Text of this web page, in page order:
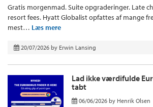
Gratis morgenmad. Suite opgraderinger. Late
resort fees. Hyatt Globalist opfattes af mange
mest… Læs mere
20/07/2026 by Erwin Lansing
Lad ikke værdifulde
tabt
06/06/2026 by Henrik Olsen